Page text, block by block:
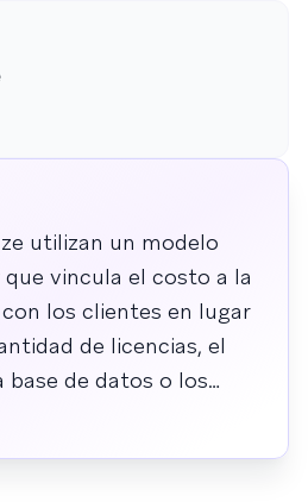
utilizan un modelo
vincula el costo a la
los clientes en lugar
de licencias, el
de datos o los
El modelo combina
para alinear el